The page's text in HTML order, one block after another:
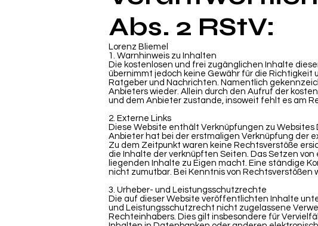
Abs. 2 RStV:
Lorenz Bliemel
1. Warnhinweis zu Inhalten
Die kostenlosen und frei zugänglichen Inhalte
übernimmt jedoch keine Gewähr für die
Ratgeber und Nachrichten. Namentlich
Anbieters wieder. Allein durch den Aufruf der
und dem Anbieter zustande, insoweit fehlt es am
2. Externe Links
Diese Website enthält Verknüpfungen zu
Anbieter hat bei der erstmaligen Verknüpfung der
Zu dem Zeitpunkt waren keine Rechtsverstöße
die Inhalte der verknüpften Seiten. Das Setzen
liegenden Inhalte zu Eigen macht. Eine ständige
nicht zumutbar. Bei Kenntnis von
3. Urheber- und Leistungsschutzrechte
Die auf dieser Website veröffentlichten Inhalte
und Leistungsschutzrecht nicht zugelassene
Rechteinhabers. Dies gilt insbesondere für